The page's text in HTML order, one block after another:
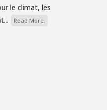
le climat, les
Read More.